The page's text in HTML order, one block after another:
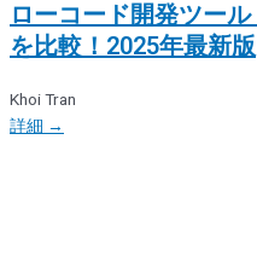
ローコード開発ツー
を比較！2025年最新版
Khoi Tran
詳細 →